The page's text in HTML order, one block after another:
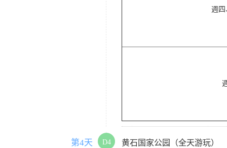
週四
第4天 D4 黄石国家公园（全天游玩）